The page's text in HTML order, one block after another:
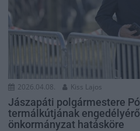
2026.04.08. Kiss Lajos
Jászapáti polgármestere
termálkútjának
önkormányzat hatásköre